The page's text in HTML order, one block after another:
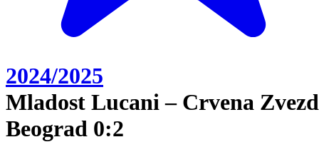
2024/2025
Mladost Lucani – Crvena
Beograd 0:2